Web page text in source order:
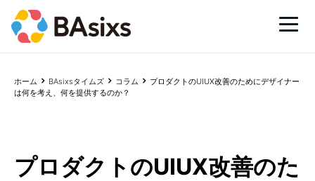
ホーム BAsixsタイムズ コラム
プロダクトのUIUX改善のためにデザイナー
は何を考え、何を提供するのか？
プロダクトのUIUX改善のた